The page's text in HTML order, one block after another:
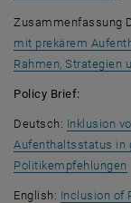
Zusammenfassung
mit prekärem
Rahmen, Strategien
Policy Brief:
Deutsch: Inklusion
Aufenthaltsstatus in
Politikempfehlungen
English: Inclusion of